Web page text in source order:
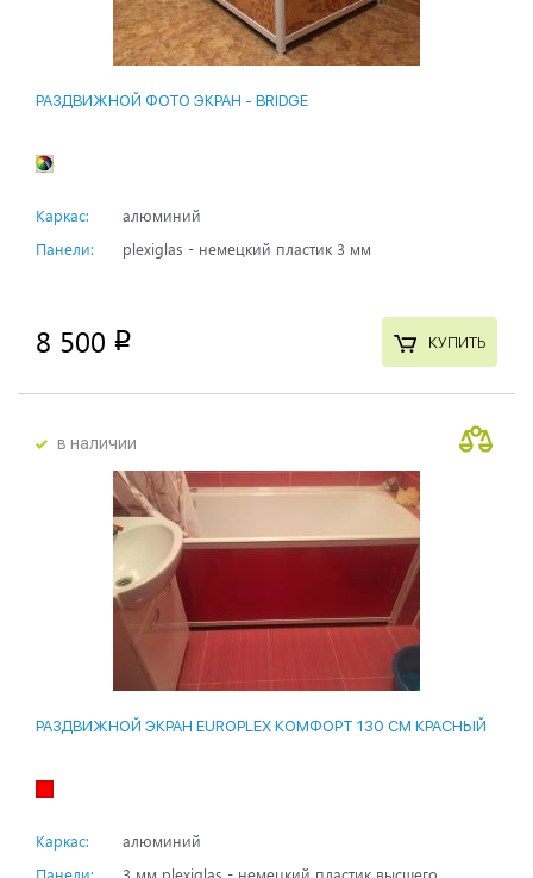
РАЗДВИЖНОЙ ФОТО ЭКРАН - BRIDGE
Каркас:
алюминий
Панели:
plexiglas - немецкий пластик 3 мм
8 500 p КУПИТЬ
в наличии
РАЗДВИЖНОЙ ЭКРАН EUROPLEX КОМФОРТ 130 СМ КРАСНЫЙ
Каркас:
алюминий